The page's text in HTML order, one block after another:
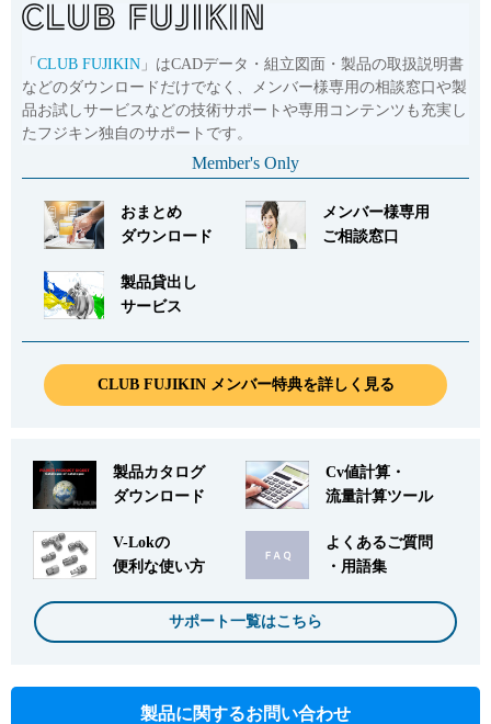
「 CLUB FUJIKIN 」はCADデータ・組立図面・製品の取扱説明書
などのダウンロードだけでなく、メンバー様専用の相談窓口や製
品お試しサービスなどの技術サポートや専用コンテンツも充実し
たフジキン独自のサポートです。
Member's Only
おまとめ
ダウンロード
メンバー様専用
ご相談窓口
製品貸出し
サービス
CLUB FUJIKIN メンバー特典を詳しく見る
製品カタログ
ダウンロード
Cv値計算・
流量計算ツール
V-Lokの
便利な使い方
よくあるご質問
・用語集
サポート一覧はこちら
製品に関するお問い合わせ